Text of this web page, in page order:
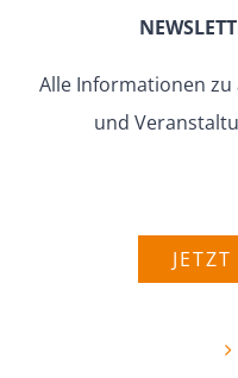
Alle Infor­ma­tionen
und